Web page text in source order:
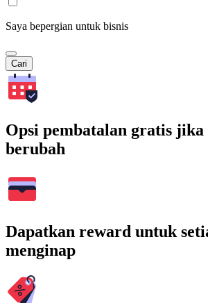
Saya bepergian untuk bisnis
Cari
Opsi pembatalan gratis jika
berubah
Dapatkan reward untuk
menginap